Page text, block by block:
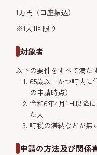
1万円（口座振込）
※1人1回限り
対象者
以下の要件をすべて満た
65歳以上かつ町内に
の申請時点）
令和6年4月1日以降
た人
町税の滞納などが無
申請の方法及び関係